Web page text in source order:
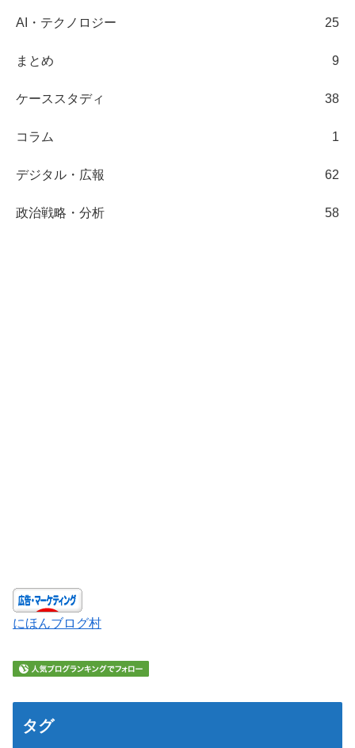
AI・テクノロジー 25
まとめ 9
ケーススタディ 38
コラム 1
デジタル・広報 62
政治戦略・分析 58
にほんブログ村
タグ